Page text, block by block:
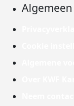
Algemeen